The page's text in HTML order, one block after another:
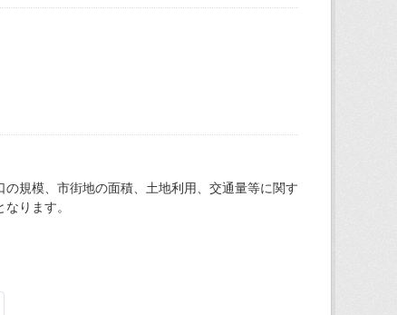
規模、市街地の面積、土地利用、交通量等に関す
ります。